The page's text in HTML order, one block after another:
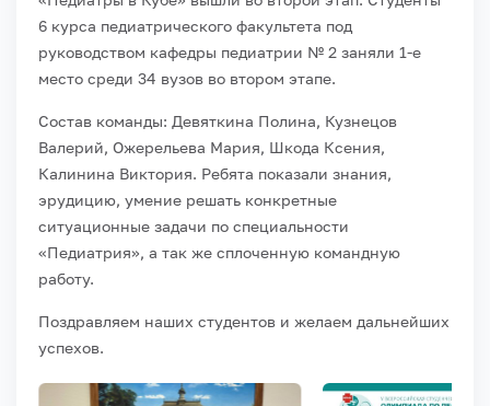
6 курса педиатрического факультета под
руководством кафедры педиатрии № 2 заняли 1-е
место среди 34 вузов во втором этапе.
Состав команды: Девяткина Полина, Кузнецов
Валерий, Ожерельева Мария, Шкода Ксения,
Калинина Виктория. Ребята показали знания,
эрудицию, умение решать конкретные
ситуационные задачи по специальности
«Педиатрия», а так же сплоченную командную
работу.
Поздравляем наших студентов и желаем дальнейших
успехов.